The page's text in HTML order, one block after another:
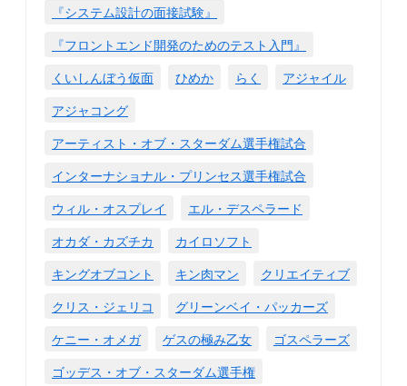
『システム設計の面接試験』
『フロントエンド開発のためのテスト入門』
くいしんぼう仮面
ひめか らく
アジャイル
アジャコング
アーティスト・オブ・スターダム選手権試合
インターナショナル・プリンセス選手権試合
ウィル・オスプレイ
エル・デスペラード
オカダ・カズチカ
カイロソフト
キングオブコント
キン肉マン
クリエイティブ
クリス・ジェリコ
グリーンベイ・パッカーズ
ケニー・オメガ
ゲスの極み乙女
ゴスペラーズ
ゴッデス・オブ・スターダム選手権